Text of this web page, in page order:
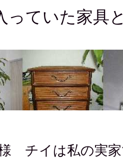
ていた家具
チイは私の実